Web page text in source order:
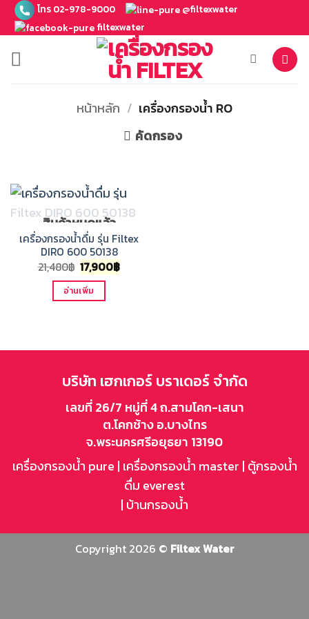
ข้าม
เนื้อหา
โทร 02-978-9000
@filtexwater
filtexwater
หน้าหลัก / เครื่องกรองน้ำ RO
คัดกรอง
สินค้าหมดแล้ว
เครื่องกรองน้ำดื่ม รุ่น Filtex
DIRO 600 50138
21,480฿ Original
price
was:
21,480฿.
17,900฿Current
price
อ่านเพิ่ม
บริษัท เฮกเกอร์ บราเดอร์ จำกัด
เลขที่ 26/7 หมู่ที่ 4 ถ.สามโคก-เสนา
ต.โคกช้าง อ.บางไทร
จ.พระนครศรีอยุธยา 13190
เครื่องกรองน้ำ pure | เครื่องกรองน้ำ master | ตู้กรองน้ำ
ดื่ม everest
| บ้านกรองน้ำ
Copyright 2026 © Filtex Water